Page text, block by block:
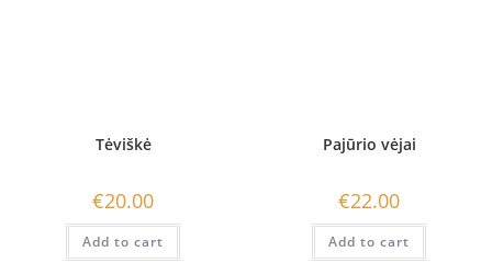
Tėviškė
€20.00
Add to cart
Pajūrio vėjai
€22.00
Add to cart